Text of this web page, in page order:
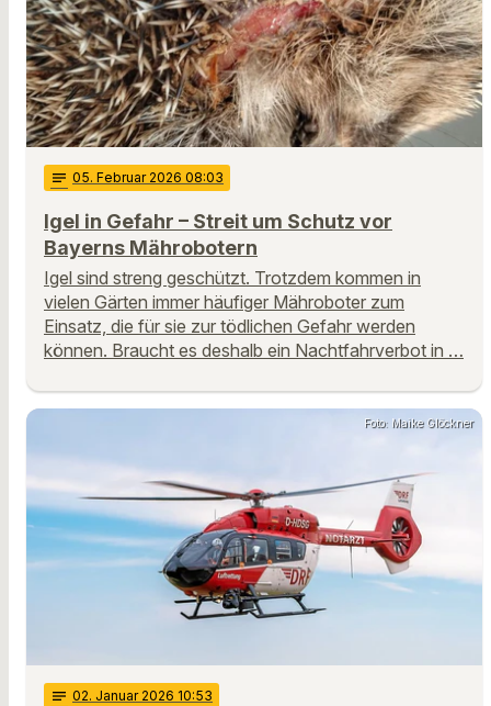
notes 05. Februar 2026 08:03
Igel in Gefahr – Streit um Schutz vor
Bayerns Mährobotern
Igel sind streng geschützt. Trotzdem kommen in
vielen Gärten immer häufiger Mähroboter zum
Einsatz, die für sie zur tödlichen Gefahr werden
können. Braucht es deshalb ein Nachtfahrverbot in …
Foto: Maike Glöckner
notes 02. Januar 2026 10:53